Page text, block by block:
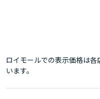
ロイモールでの表示価格は
います。